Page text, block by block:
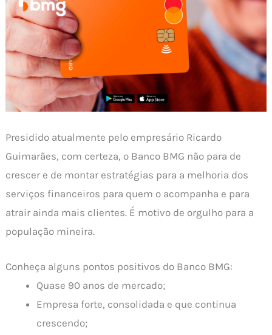
Presidido atualmente pelo empresário Ricardo
Guimarães, com certeza, o Banco BMG não para de
crescer e de montar estratégias para a melhoria dos
serviços financeiros para quem o acompanha e para
atrair ainda mais clientes. É motivo de orgulho para a
população mineira.
Conheça alguns pontos positivos do Banco BMG:
Quase 90 anos de mercado;
Empresa forte, consolidada e que continua
crescendo;